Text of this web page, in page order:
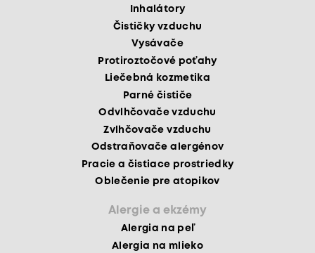
Inhalátory
Čističky vzduchu
Vysávače
Protiroztočové poťahy
Liečebná kozmetika
Parné čističe
Odvlhčovače vzduchu
Zvlhčovače vzduchu
Odstraňovače alergénov
Pracie a čistiace prostriedky
Oblečenie pre atopikov
Alergie a ekzémy
Alergia na peľ
Alergia na mlieko